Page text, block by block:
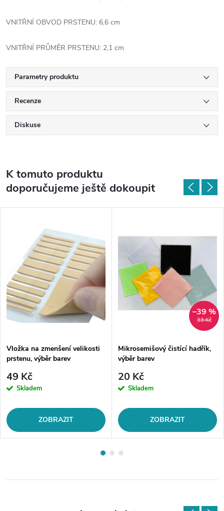
VNITŘNÍ OBVOD PRSTENU: 6,6 cm
VNITŘNÍ PRŮMĚR PRSTENU: 2,1 cm
Parametry produktu
Recenze
Diskuse
K tomuto produktu
doporučujeme ještě dokoupit
Vložka na zmenšení velikosti
prstenu, výběr barev
49 Kč
Skladem
ZOBRAZIT
33 Kč
–39 %
Mikrosemišový čistící hadřík,
výběr barev
20 Kč
Skladem
ZOBRAZIT